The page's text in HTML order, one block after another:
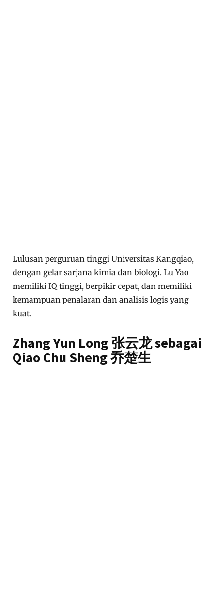
Lulusan perguruan tinggi Universitas Kangqiao,
dengan gelar sarjana kimia dan biologi. Lu Yao
memiliki IQ tinggi, berpikir cepat, dan memiliki
kemampuan penalaran dan analisis logis yang
kuat.
Zhang Yun Long 张云龙 sebagai
Qiao Chu Sheng 乔楚生